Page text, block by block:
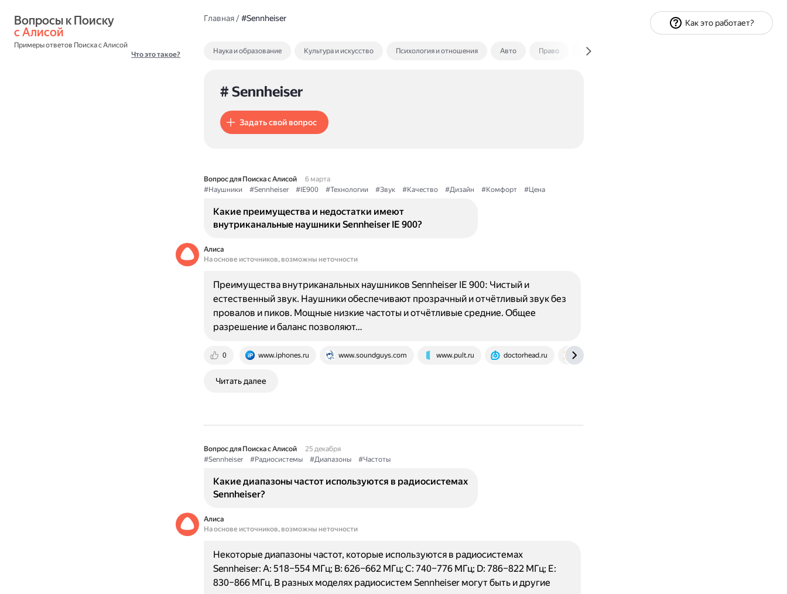
с Алисой
Примеры ответов Поиска с Алисой
Что это такое?
Главная/#Sennheiser
Наука и образование Культура и искусство Психология и отношения Авто Право Экономика и финансы
# Sennheiser
Задать свой вопрос
Вопрос для Поиска с Алисой
6 марта
#Наушники
#Sennheiser #IE900 #Технологии #Звук #Качество #Дизайн #Комфорт #Цена
Какие преимущества и недостатки имеют
внутриканальные наушники Sennheiser IE 900?
Алиса
На основе источников, возможны неточности
0 www.iphones.ru www.soundguys.com www.pult.ru doctorhead.ru www.dns-shop.ru
Преимущества внутриканальных наушников Sennheiser IE 900: Чистый и
естественный звук. Наушники обеспечивают прозрачный и отчётливый звук без
провалов и пиков. Мощные низкие частоты и отчётливые средние. Общее
разрешение и баланс позволяют…
Читать далее
Вопрос для Поиска с Алисой
25 декабря
#Sennheiser
#Радиосистемы #Диапазоны #Частоты
Какие диапазоны частот используются в радиосистемах
Sennheiser?
Алиса
На основе источников, возможны неточности
Некоторые диапазоны частот, которые используются в радиосистемах
Sennheiser: A: 518–554 МГц; B: 626–662 МГц; C: 740–776 МГц; D: 786–822 МГц; E:
830–866 МГц. В разных моделях радиосистем Sennheiser могут быть и другие
Как это работает?